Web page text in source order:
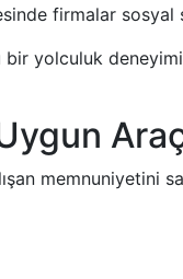
firmalar
yolculuk
memnuniyetini